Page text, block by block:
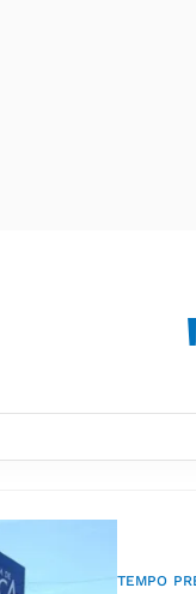
TEMPO